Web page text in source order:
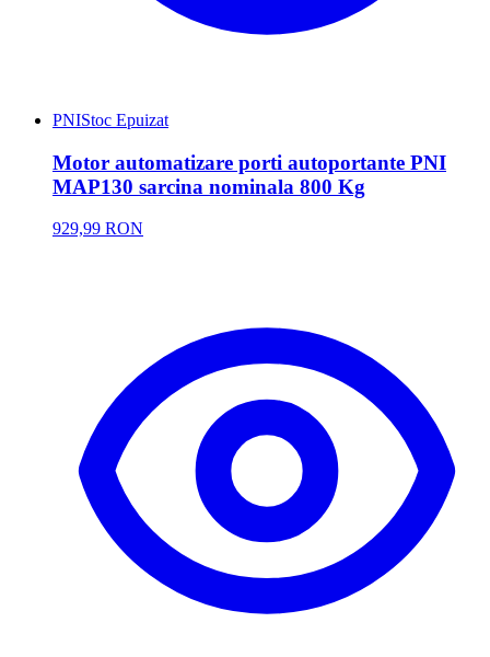
PNIStoc Epuizat
Motor automatizare porti autoportante PNI
MAP130 sarcina nominala 800 Kg
929,99 RON